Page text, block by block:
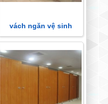
vách ngăn vệ sinh
Compact HPL Đặc điểm
kỹ thuật